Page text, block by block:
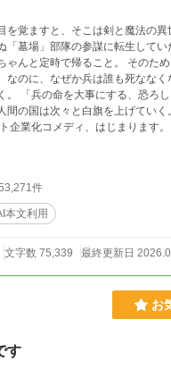
覚ますと、そこは剣と魔法の異
の参謀に転生していた。 前世で働きすぎ
そのために残業をやめさせ、有給
のに、なぜか兵は誰も死なな
んな
の国は次々と白旗を上げていく
件
本文利用
文字数 75,339 最終更新日
お
す